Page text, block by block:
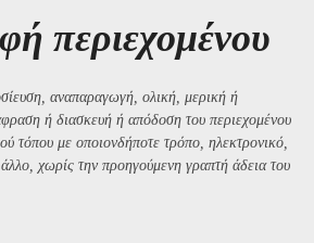
περιεχομένου
αναπαραγωγή, ολική, μερική ή
ή διασκευή ή απόδοση του περιεχομένου
τόπου με οποιονδήποτε τρόπο, ηλεκτρονικό,
χωρίς την προηγούμενη γραπτή άδεια του